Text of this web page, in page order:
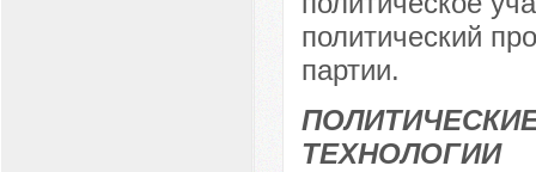
политический
партии.
ТЕХНОЛОГИИ